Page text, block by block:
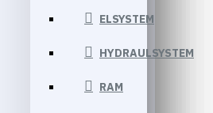
ELSYSTEM
HYDRAULSYSTEM
RAM